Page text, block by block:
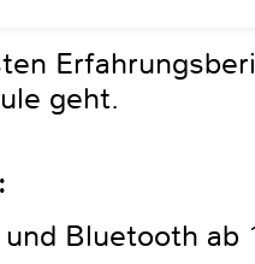
geht.
Bluetooth ab